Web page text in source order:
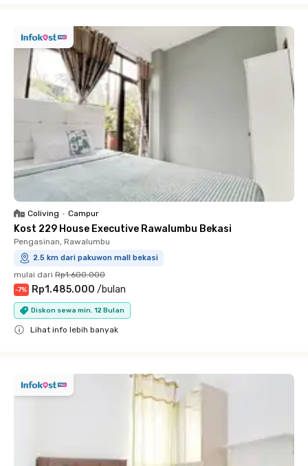
Coliving • Campur
Kost 229 House Executive Rawalumbu Bekasi
Pengasinan, Rawalumbu
2.5 km dari pakuwon mall bekasi
mulai dari Rp1.600.000
-7% Rp1.485.000 /bulan
Diskon sewa min. 12 Bulan
Lihat info lebih banyak